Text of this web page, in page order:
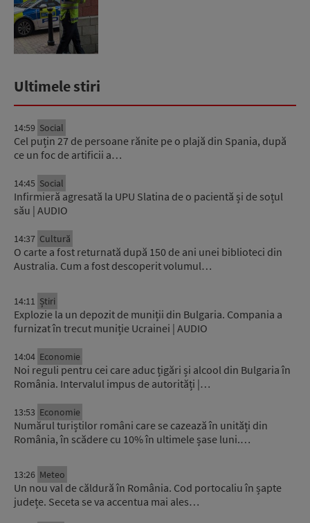
Ultimele stiri
14:59 Social
Cel puțin 27 de persoane rănite pe o plajă din Spania, după
ce un foc de artificii a…
14:45 Social
Infirmieră agresată la UPU Slatina de o pacientă și de soțul
său | AUDIO
14:37 Cultură
O carte a fost returnată după 150 de ani unei biblioteci din
Australia. Cum a fost descoperit volumul…
14:11 Știri
Explozie la un depozit de muniții din Bulgaria. Compania a
furnizat în trecut muniție Ucrainei | AUDIO
14:04 Economie
Noi reguli pentru cei care aduc țigări și alcool din Bulgaria în
România. Intervalul impus de autorități |…
13:53 Economie
Numărul turiștilor români care se cazează în unități din
România, în scădere cu 10% în ultimele șase luni.…
13:26 Meteo
Un nou val de căldură în România. Cod portocaliu în șapte
județe. Seceta se va accentua mai ales…